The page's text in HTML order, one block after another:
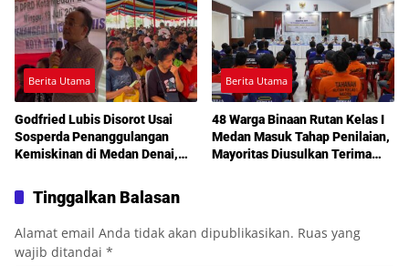
Berita Utama
Godfried Lubis Disorot Usai
Sosperda Penanggulangan
Kemiskinan di Medan Denai,
Jalan Mati hingga Sulit Akses
Bantuan
Berita Utama
48 Warga Binaan Rutan Kelas I
Medan Masuk Tahap Penilaian,
Mayoritas Diusulkan Terima
Tinggalkan Balasan
Alamat email Anda tidak akan dipublikasikan. Ruas yang
wajib ditandai *